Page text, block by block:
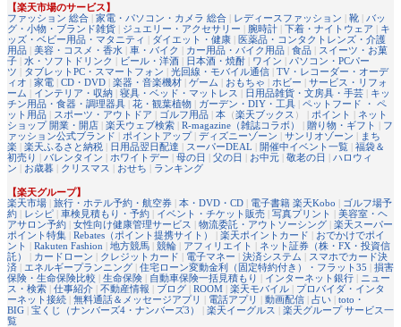
【楽天市場のサービス】
ファッション 総合 | 家電・パソコン・カメラ 総合 | レディースファッション | 靴 | バッ
グ・小物・ブランド雑貨 | ジュエリー・アクセサリー | 腕時計 | 下着・ナイトウェア | キ
ッズ・ベビー用品・マタニティ | ダイエット・健康 | 医薬品・コンタクトレンズ・介護
用品 | 美容・コスメ・香水 | 車・バイク | カー用品・バイク用品 | 食品 | スイーツ・お菓
子 | 水・ソフトドリンク | ビール・洋酒 | 日本酒・焼酎 | ワイン | パソコン・PCパー
ツ | タブレットPC・スマートフォン | 光回線・モバイル通信 | TV・レコーダー・オーデ
ィオ | 家電 | CD・DVD | 楽器・音楽機材 | ゲーム | おもちゃ | ホビー | サービス・リフォ
ーム | インテリア・収納 | 寝具・ベッド・マットレス | 日用品雑貨・文房具・手芸 | キッ
チン用品・食器・調理器具 | 花・観葉植物 | ガーデン・DIY・工具 | ペットフード ・ ペ
ット用品 | スポーツ・アウトドア | ゴルフ用品 | 本 （楽天ブックス ） | ポイント | ネット
ショップ 開業・開店 | 楽天ウェブ検索 | R-magazine（雑誌コラボ） | 贈り物・ギフト | フ
ァッション公式ブランド | ポイントアップ| ディズニーゾーン | サンリオゾーン | まち
楽 | 楽天ふるさと納税 | 日用品翌日配達 | スーパーDEAL | 開催中イベント一覧 | 福袋＆
初売り | バレンタイン | ホワイトデー | 母の日 | 父の日 | お中元 | 敬老の日 | ハロウィ
ン | お歳暮 | クリスマス | おせち | ランキング
【楽天グループ】
楽天市場 | 旅行・ホテル予約・航空券 | 本・DVD・CD | 電子書籍 楽天Kobo | ゴルフ場予
約 | レシピ | 車検見積もり・予約 | イベント・チケット販売 | 写真プリント | 美容室・ヘ
アサロン予約 | 女性向け健康管理サービス | 物流委託・アウトソーシング | 楽天スーパー
ポイント特集 | Rebates（ポイント提携サイト） | 楽天ポイントカード | おでかけでポイ
ント | Rakuten Fashion | 地方競馬 | 競輪 | アフィリエイト | ネット証券（株・FX・投資信
託）
| カードローン | クレジットカード | 電子マネー | 決済システム | スマホでカード決
済 | エネルギープランニング | 住宅ローン変動金利（固定特約付き）・フラット35 | 損害
保険・生命保険比較 | 生命保険 | 自動車保険一括見積もり | インターネット銀行 | ニュー
ス・検索 | 仕事紹介 | 不動産情報 | ブログ | ROOM | 楽天モバイル | プロバイダ・インタ
ーネット接続 | 無料通話＆メッセージアプリ | 電話アプリ | 動画配信 | 占い | toto・
BIG | 宝くじ（ナンバーズ4・ナンバーズ3） | 楽天イーグルス | 楽天グループ サービス一
覧